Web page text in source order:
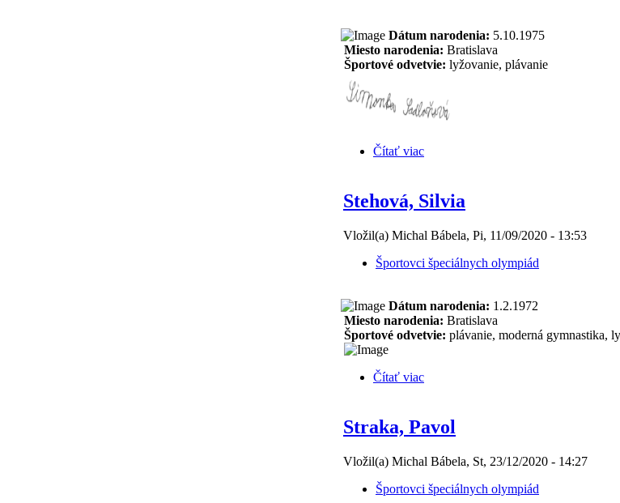
Dátum narodenia: 5.10.1975
Miesto narodenia: Bratislava
Športové odvetvie: lyžovanie, plávanie
Čítať viac
Stehová, Silvia
Vložil(a) Michal Bábela, Pi, 11/09/2020 - 13:53
Športovci špeciálnych olympiád
Dátum narodenia: 1.2.1972
Miesto narodenia: Bratislava
Športové odvetvie: plávanie, moderná gymnastika,
Čítať viac
Straka, Pavol
Vložil(a) Michal Bábela, St, 23/12/2020 - 14:27
Športovci špeciálnych olympiád